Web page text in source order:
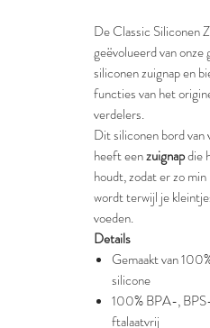
De Classic Siliconen
geëvolueerd van
siliconen zuignap en
functies van het
verdelers.
Dit siliconen bord van
heeft eenzuignapdie
houdt, zodat er zo
wordt terwijl je
voeden.
Details
Gemaakt van
silicone
100% BPA-,
ftalaatvrij